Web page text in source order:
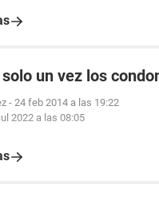
un vez los
- 24 feb 2014 a las 19:22
2022 a las 08:05